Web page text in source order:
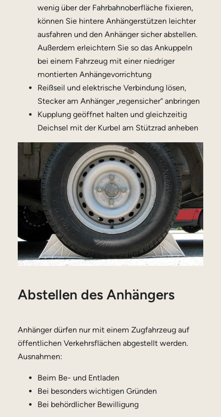
wenig über der Fahrbahnoberfläche fixieren,
können Sie hintere Anhängerstützen leichter
ausfahren und den Anhänger sicher abstellen.
Außerdem erleichtern Sie so das Ankuppeln
bei einem Fahrzeug mit einer niedriger
montierten Anhängevorrichtung
Reißseil und elektrische Verbindung lösen,
Stecker am Anhänger „regensicher“ anbringen
Kupplung geöffnet halten und gleichzeitig
Deichsel mit der Kurbel am Stützrad anheben
Abstellen des Anhängers
Anhänger dürfen nur mit einem Zugfahrzeug auf
öffentlichen Verkehrsflächen abgestellt werden.
Ausnahmen:
Beim Be- und Entladen
Bei besonders wichtigen Gründen
Bei behördlicher Bewilligung